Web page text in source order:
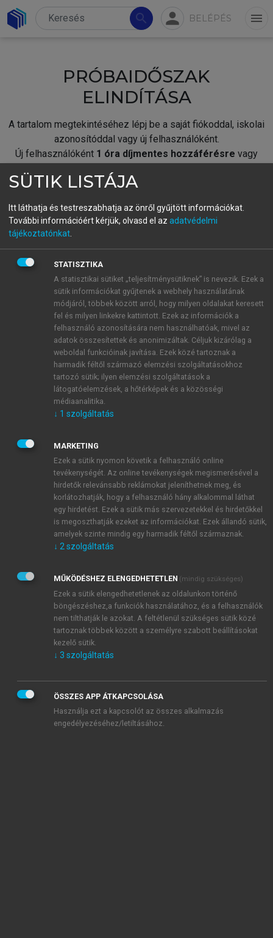
search person BELÉPÉS menu
PRÓBAIDŐSZAK
ELINDÍTÁSA
A tartalom megtekintéséhez lépj be a saját fiókoddal, iskolai
azonosítóddal vagy új felhasználóként.
Új felhasználóként 1 óra díjmentes hozzáférésre vagy
fiókoddal,vagy hozz létre új fiókot.
A regisztráció után apróbaidőszakautomatikusan
BELÉPÉS SAJÁT FIÓKKAL
ÚJ FIÓK LÉTREHOZÁSA
1 óra díjmentes hozzáférés
E-MAIL-CÍM
JELSZÓ
JELSZÓ ÚJRA
Kérek értesítést a MeRSZ újdonságairól, akcióiról.
Kérek értesítést az Akadémiai Kiadó Zrt. újdonságairól,
Adatkezelési tájékoztatóbanfoglaltakat tudomásul
veszem és elfogadom.
Általános vásárlási feltételeket, valamint a szotar.netés a
mersz.huoldalak licencszerződéseiben foglaltakat
tudomásul veszem és elfogadom.
KIPRÓBÁLOM
SÜTIK LISTÁJA
Itt láthatja és testreszabhatja az önről gyűjtött információkat.
További információért kérjük, olvasd el az adatvédelmi
tájékoztatónkat
STATISZTIKA
A statisztikai sütiket „teljesítménysütiknek” is nevezik. Ezek a
sütik információkat gyűjtenek a webhely használatának
módjáról, többek között arról, hogy milyen oldalakat keresett
fel és milyen linkekre kattintott. Ezek az információk a
felhasználó azonosítására nem használhatóak, mivel az
adatok összesítettek és anonimizáltak. Céljuk kizárólag a
weboldal funkcióinak javítása. Ezek közé tartoznak a
harmadik féltől származó elemzési szolgáltatásokhoz
tartozó sütik; ilyen elemzési szolgáltatások a
látogatóelemzések, a hőtérképek és a közösségi
médiaanalitika.
↓ 1 szolgáltatás
MARKETING
Ezek a sütik nyomon követik a felhasználó online
tevékenységét. Az online tevékenységek megismerésével a
hirdetők relevánsabb reklámokat jeleníthetnek meg, és
korlátozhatják, hogy a felhasználó hány alkalommal láthat
egy hirdetést. Ezek a sütik más szervezetekkel és hirdetőkkel
is megoszthatják ezeket az információkat. Ezek állandó sütik,
amelyek szinte mindig egy harmadik féltől származnak.
↓ 2 szolgáltatás
MŰKÖDÉSHEZ ELENGEDHETETLEN (mindig szükséges)
Ezek a sütik elengedhetetlenek az oldalunkon történő
böngészéshez,a funkciók használatához, és a felhasználók
nem tilthatják le azokat. A feltétlenül szükséges sütik közé
tartoznak többek között a személyre szabott beállításokat
kezelő sütik.
↓ 3 szolgáltatás
ÖSSZES APP ÁTKAPCSOLÁSA
Használja ezt a kapcsolót az összes alkalmazás
engedélyezéséhez/letiltásához.